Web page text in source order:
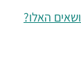
האלו?